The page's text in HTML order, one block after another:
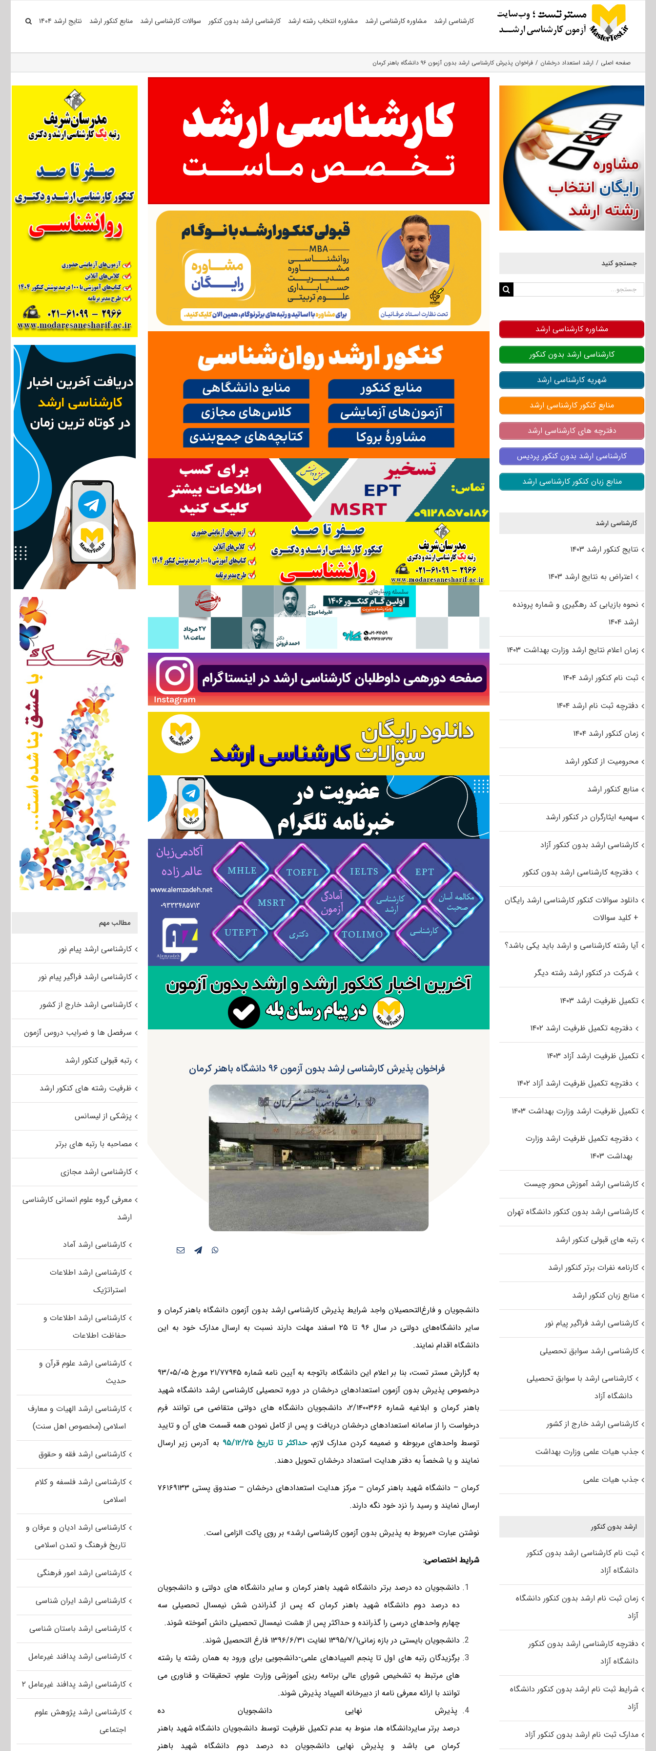
کارشناسی ارشد مشاوره کارشناسی ارشد مشاوره انتخاب رشته ارشد کارشناسی ارشد بدون کنکور سوالات کارشناسی ارشد منابع کنکور ارشد نتایج ارشد ۱۴۰۴
صفحه اصلی ارشد استعداد درخشان فراخوان پذیرش کارشناسی ارشد بدون آزمون ۹۶ دانشگاه باهنر کرمان
فراخوان پذیرش کارشناسی ارشد بدون آزمون ۹۶ دانشگاه باهنر کرمان
دانشجویان و فارغ‌التحصیلان واجد شرایط پذیرش کارشناسی ارشد بدون آزمون دانشگاه باهنر کرمان و
سایر دانشگاه‌های دولتی در سال ۹۶ تا
۲۵ اسفند مهلت دارند نسبت به ارسال مدارک خود به این
دانشگاه اقدام نمایند.
به گزارش مستر تست، بنا بر اعلام این دانشگاه، باتوجه به آیین نامه شماره ۲۱/۷۷۹۴۵ مورخ ۹۳/۰۵/۰۵
درخصوص پذیرش بدون آزمون استعدادهای درخشان در دوره تحصیلی کارشناسی ارشد دانشگاه شهید
باهنر کرمان و ابلاغیه شماره ۲/۱۴۰۰۳۶۶، دانشجویان دانشگاه های دولتی متقاضی می توانند فرم
درخواست را از سامانه استعدادهای درخشان دریافت و پس از کامل نمودن همه قسمت های آن و تایید
توسط واحدهای مربوطه و ضمیمه کردن مدارک لازم،حداکثر تا تاریخ ۹۵/۱۲/۲۵
به آدرس زیر ارسال
نمایند و یا شخصاً به دفتر هدایت استعداد درخشان تحویل دهند.
کرمان – دانشگاه شهید باهنر کرمان – مرکز هدایت استعدادهای درخشان – صندوق پستی ۷۶۱۶۹۱۳۳
ارسال نمایند و رسید را نزد خود نگه دارند.
نوشتن عبارت «مربوط به پذیرش بدون آزمون کارشناسی ارشد» بر روی پاکت الزامی است.
شرایط اختصاصی:
دانشجویان ده درصد برتر دانشگاه شهید باهنر کرمان و سایر دانشگاه های دولتی و دانشجویان
ده درصد دوم دانشگاه شهید باهنر کرمان که پس از گذراندن شش نیمسال تحصیلی سه
چهارم واحدهای درسی را گذرانده و حداکثر پس از هشت نیمسال تحصیلی دانش آموخته شوند.
دانشجویان بایستی در بازه زمانی۱۳۹۵/۷/۱ لغایت ۱۳۹۶/۶/۳۱
فارغ التحصیل شوند.
برگزیدگان رتبه های اول تا پنجم المپیادهای علمی-دانشجویی برای ورود به همان رشته یا رشته
های مرتبط به تشخیص شورای عالی برنامه ریزی آموزشی وزارت علوم، تحقیقات و فناوری می
توانند با ارائه معرفی نامه از دبیرخانه المپیاد پذیرش شوند.
پذیرش نهایی دانشجویان ده
درصد برتر سایردانشگاه ها، منوط به عدم تکمیل ظرفیت توسط دانشجویان دانشگاه شهید باهنر
کرمان می باشد و پذیرش نهایی دانشجویان ده درصد دوم دانشگاه شهید باهنر
مطالب مهم
کارشناسی ارشد پیام نور
کارشناسی ارشد فراگیر پیام نور
کارشناسی ارشد خارج از کشور
سرفصل ها و ضرایب دروس آزمون
رتبه قبولی کنکور ارشد
ظرفیت رشته های کنکور ارشد
پزشکی از لیسانس
مصاحبه با رتبه های برتر
کارشناسی ارشد مجازی
معرفی گروه علوم انسانی کارشناسی
ارشد
کارشناسی ارشد آماد
کارشناسی ارشد اطلاعات
استراتژیک
کارشناسی ارشد اطلاعات و
حفاظت اطلاعات
کارشناسی ارشد علوم قرآن و
حدیث
کارشناسی ارشد الهیات و معارف
اسلامی (مخصوص اهل سنت)
کارشناسی ارشد فقه و حقوق
کارشناسی ارشد فلسفه و کلام
اسلامی
کارشناسی ارشد ادیان و عرفان و
تاریخ فرهنگ و تمدن اسلامی
کارشناسی ارشد امور فرهنگی
کارشناسی ارشد ایران شناسی
کارشناسی ارشد باستان شناسی
کارشناسی ارشد پدافند غیرعامل
کارشناسی ارشد پدافند غیرعامل ۲
کارشناسی ارشد پژوهش علوم
اجتماعی
جستجو کنید
جستجو
مشاوره کارشناسی ارشد
کارشناسی ارشد بدون کنکور
شهریه کارشناسی ارشد
منابع کنکور کارشناسی ارشد
دفترچه های کارشناسی ارشد
کارشناسی ارشد بدون کنکور پردیس
منابع زبان کنکور کارشناسی ارشد
کارشناسی ارشد
نتایج کنکور ارشد ۱۴۰۳
اعتراض به نتایج ارشد ۱۴۰۳
نحوه بازیابی کد رهگیری و شماره پرونده
ارشد ۱۴۰۴
زمان اعلام نتایج ارشد وزارت بهداشت ۱۴۰۳
ثبت نام کنکور ارشد ۱۴۰۴
دفترچه ثبت نام ارشد ۱۴۰۴
زمان کنکور ارشد ۱۴۰۴
محرومیت از کنکور ارشد
منابع کنکور ارشد
سهمیه ایثارگران در کنکور ارشد
کارشناسی ارشد بدون کنکور آزاد
دفترچه کارشناسی ارشد بدون کنکور
دانلود سوالات کنکور کارشناسی ارشد رایگان
+ کلید سوالات
آیا رشته کارشناسی و ارشد باید یکی باشد؟
شرکت در کنکور ارشد رشته دیگر
تکمیل ظرفیت ارشد ۱۴۰۳
دفترچه تکمیل ظرفیت ارشد ۱۴۰۲
تکمیل ظرفیت ارشد آزاد ۱۴۰۳
دفترچه تکمیل ظرفیت ارشد آزاد ۱۴۰۲
تکمیل ظرفیت ارشد وزارت بهداشت ۱۴۰۳
دفترچه تکمیل ظرفیت ارشد وزارت
بهداشت ۱۴۰۳
کارشناسی ارشد آموزش محور چیست
کارشناسی ارشد بدون کنکور دانشگاه تهران
رتبه های قبولی کنکور ارشد
کارنامه نفرات برتر کنکور ارشد
منابع زبان کنکور ارشد
کارشناسی ارشد فراگیر پیام نور
کارشناسی ارشد سوابق تحصیلی
کارشناسی ارشد با سوابق تحصیلی
دانشگاه آزاد
کارشناسی ارشد خارج از کشور
جذب هیات علمی وزارت بهداشت
جذب هیات علمی
ارشد بدون کنکور
ثبت نام کارشناسی ارشد بدون کنکور
دانشگاه آزاد
زمان ثبت نام ارشد بدون کنکور دانشگاه
آزاد
دفترچه کارشناسی ارشد بدون کنکور
دانشگاه آزاد
شرایط ثبت نام ارشد بدون کنکور دانشگاه
آزاد
مدارک ثبت نام ارشد بدون کنکور آزاد